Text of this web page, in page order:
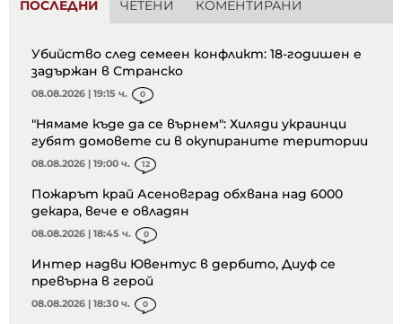
ПОСЛЕДНИ ЧЕТЕНИ КОМЕНТИРАНИ
Убийство след семеен конфликт: 18-годишен е
задържан в Странско
08.08.2026 | 19:15 ч. 0
"Нямаме къде да се върнем": Хиляди украинци
губят домовете си в окупираните територии
08.08.2026 | 19:00 ч. 12
Пожарът край Асеновград обхвана над 6000
декара, вече е овладян
08.08.2026 | 18:45 ч. 0
Интер надви Ювентус в дербито, Диуф се
превърна в герой
08.08.2026 | 18:30 ч. 0